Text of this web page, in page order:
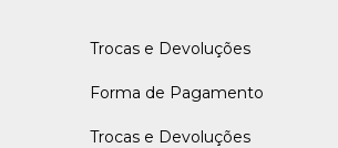
Trocas e Devoluções
Forma de Pagamento
Trocas e Devoluções